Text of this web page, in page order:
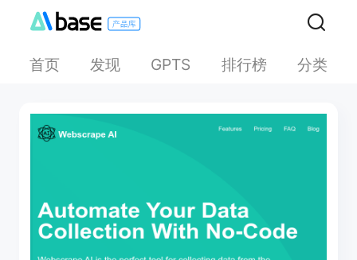
首页 发现 GPTS 排行榜 分类